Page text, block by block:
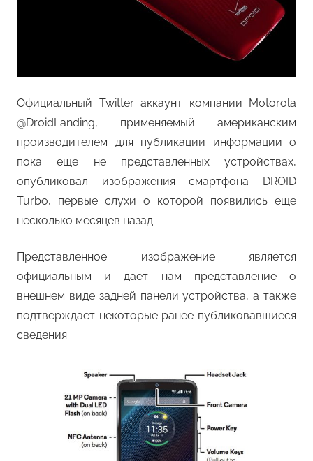
Официальный Twitter аккаунт компании Motorola
@DroidLanding, применяемый американским
производителем для публикации информации о
пока еще не представленных устройствах,
опубликовал изображения смартфона DROID
Turbo, первые слухи о которой появились еще
несколько месяцев назад.
Представленное изображение является
официальным и дает нам представление о
внешнем виде задней панели устройства, а также
подтверждает некоторые ранее публиковавшиеся
сведения.